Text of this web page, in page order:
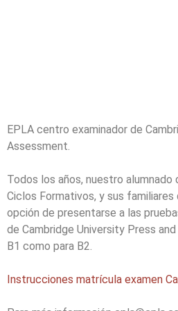
EPLA centro examinador de
Assessment.
Todos los años, nuestro alumnado
Ciclos Formativos, y sus
opción de presentarse a las
de Cambridge University Press
B1 como para B2.
Instrucciones matrícula examen